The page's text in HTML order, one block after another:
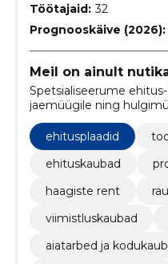
Töötajaid: 32
Prognooskäive (2026):
Meil on ainult
Spetsialiseerume
jaemüügile ning
kvaliteetseid tooteid
viimistlusmaterjalidest
elektrikaupade ja
ehitusplaadid
ehituskaubad
haagiste rent
viimistluskaubad
aiatarbed ja